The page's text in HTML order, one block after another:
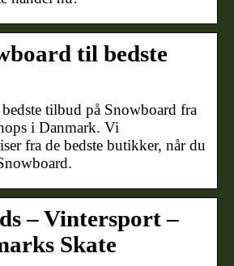
til bedste
tilbud på Snowboard fra
i Danmark. Vi
fra de bedste butikker, når du
– Vintersport –
Skate